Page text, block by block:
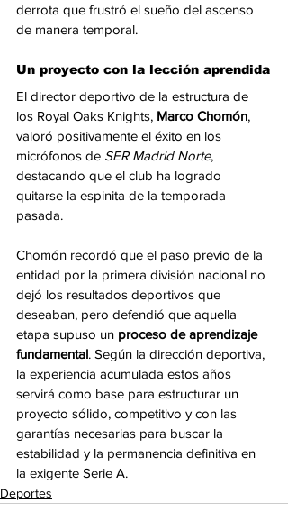
derrota que frustró el sueño del ascenso
de manera temporal.
Un proyecto con la lección aprendida
El director deportivo de la estructura de
los Royal Oaks Knights, Marco Chomón,
valoró positivamente el éxito en los
micrófonos de SER Madrid Norte,
destacando que el club ha logrado
quitarse la espinita de la temporada
pasada.
Chomón recordó que el paso previo de la
entidad por la primera división nacional no
dejó los resultados deportivos que
deseaban, pero defendió que aquella
etapa supuso un proceso de aprendizaje
fundamental. Según la dirección deportiva,
la experiencia acumulada estos años
servirá como base para estructurar un
proyecto sólido, competitivo y con las
garantías necesarias para buscar la
estabilidad y la permanencia definitiva en
la exigente Serie A.
Deportes